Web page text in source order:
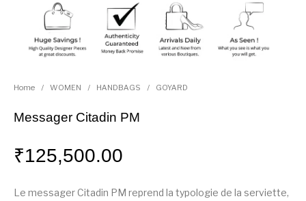
Home / WOMEN / HANDBAGS / GOYARD
Messager Citadin PM
₹125,500.00
Le messager Citadin PM reprend la typologie de la serviette,